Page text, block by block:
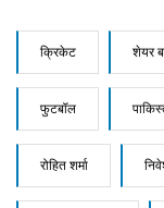
क्रिकेट शेयर
फुटबॉल
रोहित शर्मा